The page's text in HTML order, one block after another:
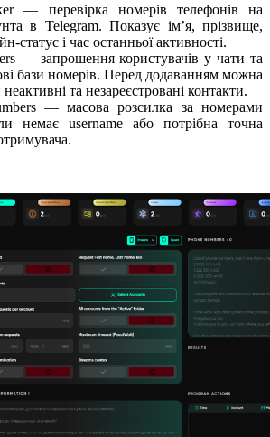
— перевірка номерів телефонів на
в Telegram. Показує ім’я, прізвище,
статус і час останньої активності.
— запрошення користувачів у чати та
бази номерів. Перед додаванням можна
неактивні та незареєстровані контакти.
— масова розсилка за номерами
немає username або потрібна точна